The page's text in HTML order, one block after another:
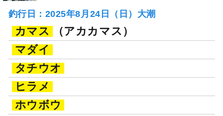
釣行日：2025年8月24日（日）大潮
カマス
（アカカマス）
マダイ
タチウオ
ヒラメ
ホウボウ